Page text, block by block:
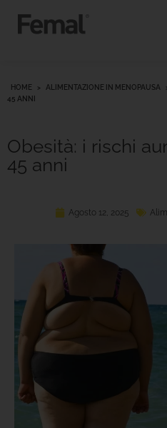
HOME > ALIMENTAZIONE IN MENOPAUSA
45 ANNI
Obesità: i rischi
45 anni
Agosto 12, 2025